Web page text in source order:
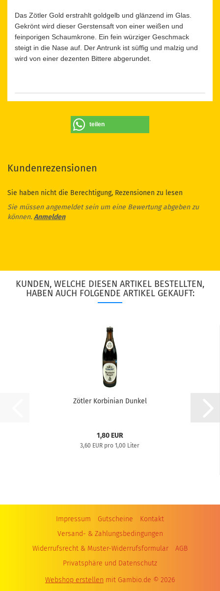
Das Zötler Gold erstrahlt goldgelb und glänzend im Glas.
Gekrönt wird dieser Gerstensaft von einer weißen und
feinporigen Schaumkrone. Ein fein würziger Geschmack
steigt in die Nase auf. Der Antrunk ist süffig und malzig und
wird von einer dezenten Bittere abgerundet.
teilen
Kundenrezensionen
Sie haben nicht die Berechtigung, Rezensionen zu lesen
Sie müssen angemeldet sein um eine Bewertung abgeben zu
können. Anmelden
KUNDEN, WELCHE DIESEN ARTIKEL BESTELLTEN,
HABEN AUCH FOLGENDE ARTIKEL GEKAUFT:
Zötler Korbinian Dunkel
1,80 EUR
3,60 EUR pro 1,00 Liter
Impressum Gutscheine
Kontakt
Versand- & Zahlungsbedingungen
Widerrufsrecht & Muster-Widerrufsformular
AGB
Privatsphäre und Datenschutz
Webshop erstellen mit Gambio.de © 2026